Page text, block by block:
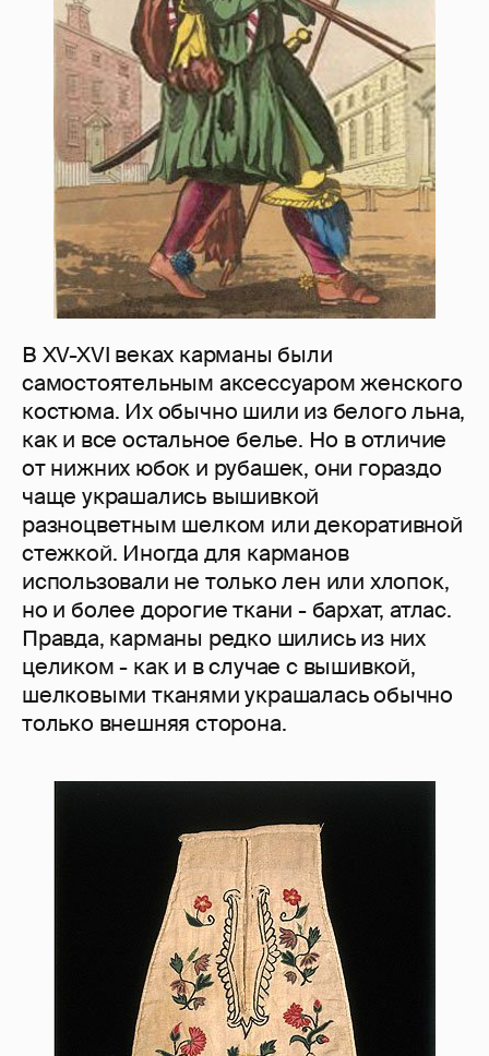
В XV-XVI веках карманы были
самостоятельным аксессуаром женского
костюма. Их обычно шили из белого льна,
как и все остальное белье. Но в отличие
от нижних юбок и рубашек, они гораздо
чаще украшались вышивкой
разноцветным шелком или декоративной
стежкой. Иногда для карманов
использовали не только лен или хлопок,
но и более дорогие ткани - бархат, атлас.
Правда, карманы редко шились из них
целиком - как и в случае с вышивкой,
шелковыми тканями украшалась обычно
только внешняя сторона.